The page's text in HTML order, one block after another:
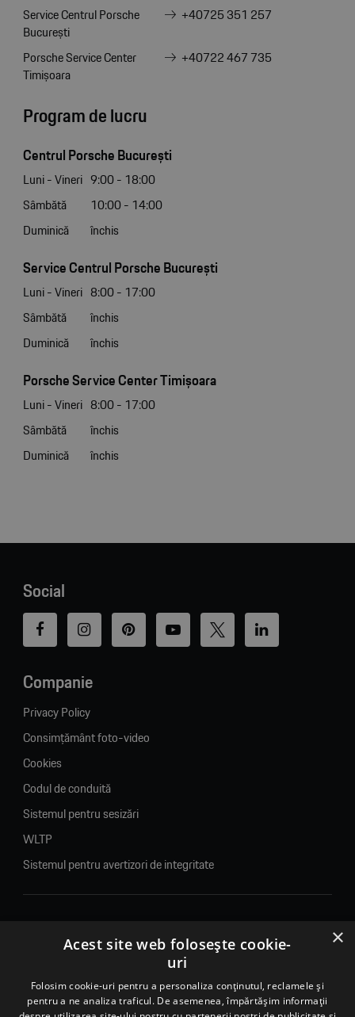
Service Centrul Porsche
București
+40725 351 257
Porsche Service Center
Timișoara
+40722 467 735
Program de lucru
Centrul Porsche București
Luni - Vineri 9:00 - 18:00
Sâmbătă
10:00 - 14:00
Duminică
închis
Service Centrul Porsche București
Luni - Vineri 8:00 - 17:00
Sâmbătă
închis
Duminică
închis
Porsche Service Center Timișoara
Luni - Vineri 8:00 - 17:00
Sâmbătă
închis
Duminică
închis
Social
Companie
Privacy Policy
Consimțământ foto-video
Cookies
Codul de conduită
Sistemul pentru sesizări
WLTP
Sistemul pentru avertizori de integritate
© 2026. Porsche Inter Auto Romania. Toate drepturile rezervate.
Porsche Inter Auto Romania SRL
RO22188461 J2007002067233
B-dul Pipera, nr. 2, Sala 1, Etaj 2, Voluntari, jud.Ilfov - sediu
×
Acest site web folosește cookie-
uri
Folosim cookie-uri pentru a personaliza conținutul, reclamele și
pentru a ne analiza traficul. De asemenea, împărtășim informații